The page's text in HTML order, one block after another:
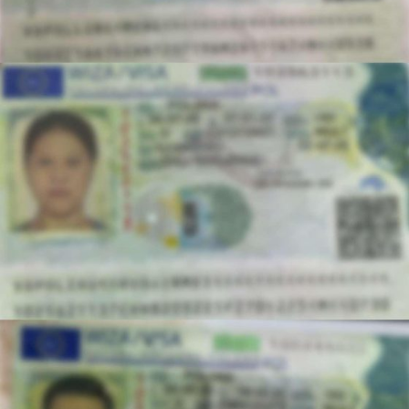
bărbatului, repoziționându-i corpul într-o manieră care
să îi faciliteze respirația.
Darius și Cristi au continuat manevrele specifice de
salvare până în momentul în care echipajul medical a
ajuns la fața locului pentru a prelua pacientul.
Intervenția lor promptă a fost decisivă, asigurând
funcțiile vitale ale victimei într-un moment în care orice
eroare ar fi putut fi fatală.
Un exemplu de empatie și dedicare:
Sindicatul Europol salută curajul
colegilor din Petrila
Reacția comunității și a colegilor de breaslă nu s-a lăsat
așteptată. Reprezentanții Sindicatului Europol și-au
exprimat public mândria față de performanța celor doi
agenți, considerându-i exemple de urmat pentru